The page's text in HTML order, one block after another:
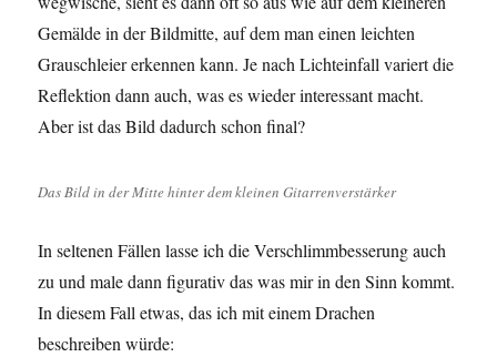
Gemälde in der Bildmitte, auf dem man einen leichten
Grauschleier erkennen kann. Je nach Lichteinfall variert die
Reflektion dann auch, was es wieder interessant macht.
Aber ist das Bild dadurch schon final?
Das Bild in der Mitte hinter dem kleinen Gitarrenverstärker
In seltenen Fällen lasse ich die Verschlimmbesserung auch
zu und male dann figurativ das was mir in den Sinn kommt.
In diesem Fall etwas, das ich mit einem Drachen
beschreiben würde: